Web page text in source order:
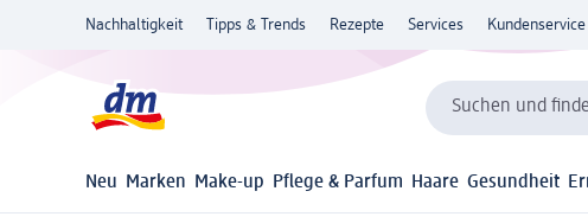
Nachhaltigkeit Tipps & Trends Rezepte Services Kundenservice
Suchen und
Neu Marken Make-up Pflege & Parfum Haare Gesundheit